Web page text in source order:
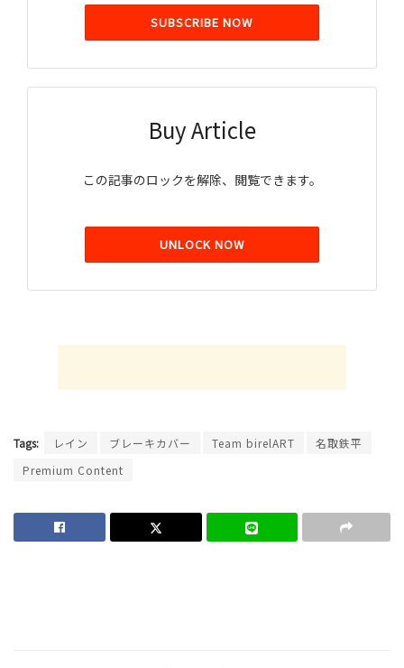
SUBSCRIBE NOW
Buy Article
この記事のロックを解除、閲覧できます。
UNLOCK NOW
Tags: レイン ブレーキカバー Team birelART
名取鉄平
Premium Content